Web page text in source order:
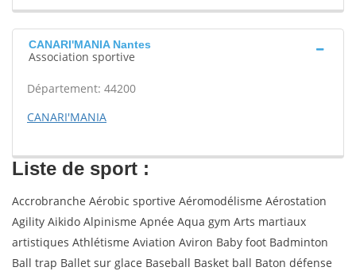
CANARI'MANIA Nantes
Association sportive
Département: 44200
CANARI'MANIA
Liste de sport :
Accrobranche Aérobic sportive Aéromodélisme Aérostation
Agility Aikido Alpinisme Apnée Aqua gym Arts martiaux
artistiques Athlétisme Aviation Aviron Baby foot Badminton
Ball trap Ballet sur glace Baseball Basket ball Baton défense